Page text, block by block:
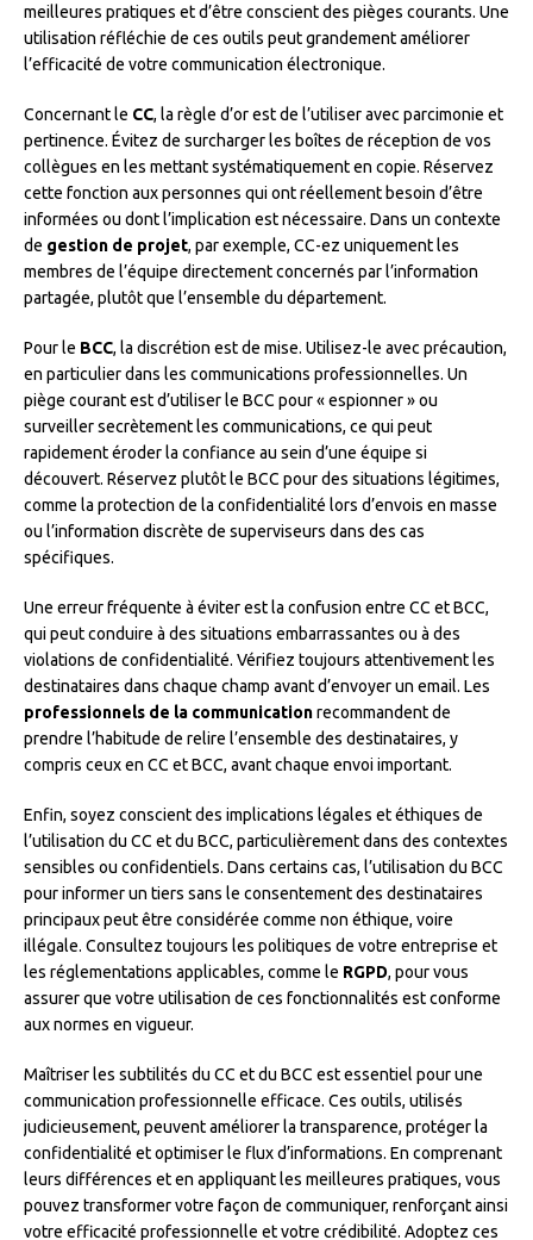
meilleures pratiques et d’être conscient des pièges courants. Une
utilisation réfléchie de ces outils peut grandement améliorer
l’efficacité de votre communication électronique.
Concernant le CC, la règle d’or est de l’utiliser avec parcimonie et
pertinence. Évitez de surcharger les boîtes de réception de vos
collègues en les mettant systématiquement en copie. Réservez
cette fonction aux personnes qui ont réellement besoin d’être
informées ou dont l’implication est nécessaire. Dans un contexte
de gestion de projet, par exemple, CC-ez uniquement les
membres de l’équipe directement concernés par l’information
partagée, plutôt que l’ensemble du département.
Pour le BCC, la discrétion est de mise. Utilisez-le avec précaution,
en particulier dans les communications professionnelles. Un
piège courant est d’utiliser le BCC pour « espionner » ou
surveiller secrètement les communications, ce qui peut
rapidement éroder la confiance au sein d’une équipe si
découvert. Réservez plutôt le BCC pour des situations légitimes,
comme la protection de la confidentialité lors d’envois en masse
ou l’information discrète de superviseurs dans des cas
spécifiques.
Une erreur fréquente à éviter est la confusion entre CC et BCC,
qui peut conduire à des situations embarrassantes ou à des
violations de confidentialité. Vérifiez toujours attentivement les
destinataires dans chaque champ avant d’envoyer un email. Les
professionnels de la communicationrecommandent de
prendre l’habitude de relire l’ensemble des destinataires, y
compris ceux en CC et BCC, avant chaque envoi important.
Enfin, soyez conscient des implications légales et éthiques de
l’utilisation du CC et du BCC, particulièrement dans des contextes
sensibles ou confidentiels. Dans certains cas, l’utilisation du BCC
pour informer un tiers sans le consentement des destinataires
principaux peut être considérée comme non éthique, voire
illégale. Consultez toujours les politiques de votre entreprise et
les réglementations applicables, comme le RGPD, pour vous
assurer que votre utilisation de ces fonctionnalités est conforme
aux normes en vigueur.
Maîtriser les subtilités du CC et du BCC est essentiel pour une
communication professionnelle efficace. Ces outils, utilisés
judicieusement, peuvent améliorer la transparence, protéger la
confidentialité et optimiser le flux d’informations. En comprenant
leurs différences et en appliquant les meilleures pratiques, vous
pouvez transformer votre façon de communiquer, renforçant ainsi
votre efficacité professionnelle et votre crédibilité. Adoptez ces